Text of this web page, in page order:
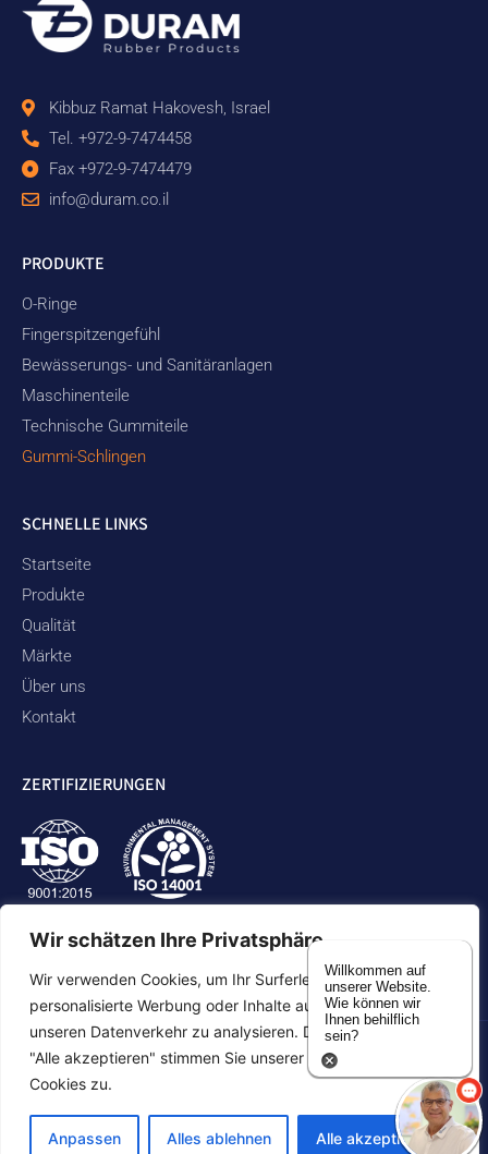
Wir schätzen Ihre Privatsphäre
Wir verwenden Cookies, um Ihr Surferlebnis zu verbessern,
personalisierte Werbung oder Inhalte auszuspielen und
unseren Datenverkehr zu analysieren. Durch Klicken auf
"Alle akzeptieren" stimmen Sie unserer Verwendung von
Cookies zu.
Anpassen Alles ablehnen Alle akzeptieren
Kibbuz Ramat Hakovesh, Israel
Tel. +972-9-7474458
Fax +972-9-7474479
info@duram.co.il
PRODUKTE
O-Ringe
Fingerspitzengefühl
Bewässerungs- und Sanitäranlagen
Maschinenteile
Technische Gummiteile
Gummi-Schlingen
SCHNELLE LINKS
Startseite
Produkte
Qualität
Märkte
Über uns
Kontakt
ZERTIFIZIERUNGEN
Datenschutzbestimmungen Erklärung zur Zugänglichkeit
Inhaltsverzeichnis
Willkommen auf
unserer Website.
Wie können wir
Ihnen behilflich
sein?